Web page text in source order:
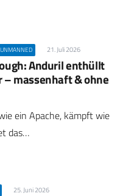
UNMANNED 21. Juli 2026
Anduril enthüllt
– massenhaft & ohne
ein Apache, kämpft wie
das…
25. Juni 2026